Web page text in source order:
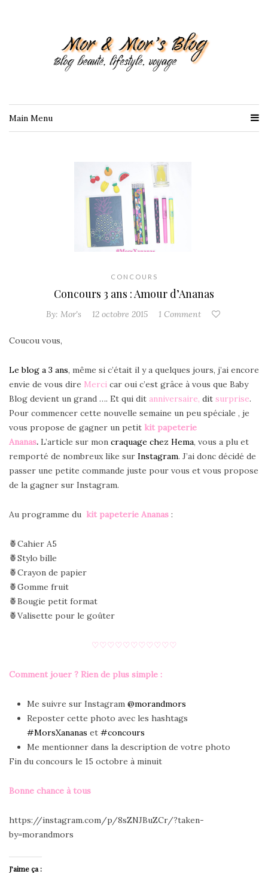
Main Menu
CONCOURS
Concours 3 ans : Amour d’Ananas
By: Mor's 12 octobre 2015 1 Comment
Coucou vous,
Le blog a 3 ans, même si c’était il y a quelques jours, j’ai encore
envie de vous dire Merci car oui c’est grâce à vous que Baby
Blog devient un grand …. Et qui dit anniversaire, dit surprise.
Pour commencer cette nouvelle semaine un peu spéciale , je
vous propose de gagner un petit kit papeterie
Ananas. L’article sur mon craquage chez Hema, vous a plu et
remporté de nombreux like sur Instagram. J’ai donc décidé de
passer une petite commande juste pour vous et vous propose
de la gagner sur Instagram.
Au programme du kit papeterie Ananas :
🍍Cahier A5
🍍Stylo bille
🍍Crayon de papier
🍍Gomme fruit
🍍Bougie petit format
🍍Valisette pour le goûter
♡♡♡♡♡♡♡♡♡♡♡
Comment jouer ? Rien de plus simple :
Me suivre sur Instagram @morandmors
Reposter cette photo avec les hashtags
#MorsXananas et #concours
Me mentionner dans la description de votre photo
Fin du concours le 15 octobre à minuit
Bonne chance à tous
https://instagram.com/p/8sZNJBuZCr/?taken-
by=morandmors
J’aime ça :